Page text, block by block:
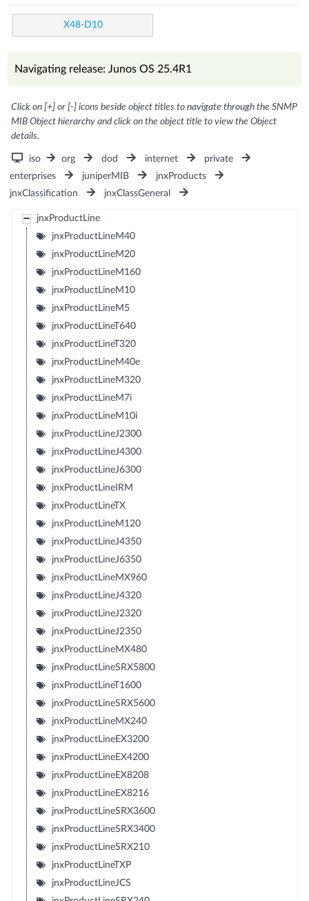
X48-D10
Navigating release: Junos OS 25.4R1
Click on [+] or [-] icons beside object titles to navigate through the SNMP
MIB Object hierarchy and click on the object title to view the Object
details.
iso org dod internet
private
enterprises
juniperMIB
jnxProducts
jnxClassification
jnxClassGeneral
jnxProductLine
jnxProductLineM40
jnxProductLineM20
jnxProductLineM160
jnxProductLineM10
jnxProductLineM5
jnxProductLineT640
jnxProductLineT320
jnxProductLineM40e
jnxProductLineM320
jnxProductLineM7i
jnxProductLineM10i
jnxProductLineJ2300
jnxProductLineJ4300
jnxProductLineJ6300
jnxProductLineIRM
jnxProductLineTX
jnxProductLineM120
jnxProductLineJ4350
jnxProductLineJ6350
jnxProductLineMX960
jnxProductLineJ4320
jnxProductLineJ2320
jnxProductLineJ2350
jnxProductLineMX480
jnxProductLineSRX5800
jnxProductLineT1600
jnxProductLineSRX5600
jnxProductLineMX240
jnxProductLineEX3200
jnxProductLineEX4200
jnxProductLineEX8208
jnxProductLineEX8216
jnxProductLineSRX3600
jnxProductLineSRX3400
jnxProductLineSRX210
jnxProductLineTXP
jnxProductLineJCS